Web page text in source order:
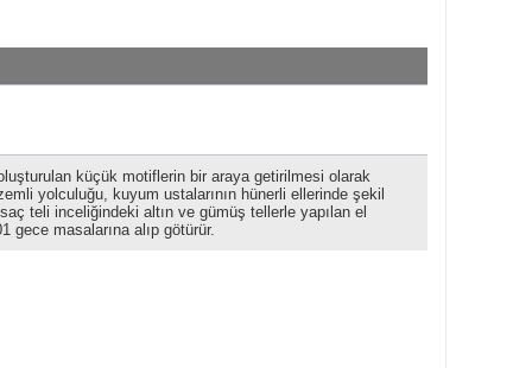
küçük motiflerin bir araya getirilmesi olarak
yolculuğu, kuyum ustalarının hünerli ellerinde şekil
teli inceliğindeki altın ve gümüş tellerle yapılan el
gece masalarına alıp götürür.